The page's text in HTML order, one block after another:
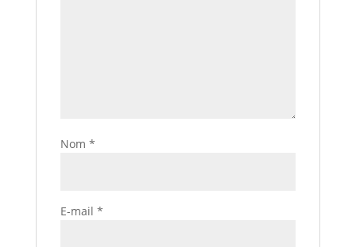
Nom *
E-mail *